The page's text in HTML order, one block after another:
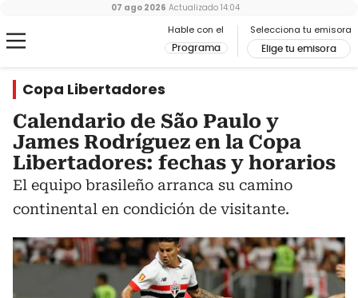
Hable con el
Programa
Selecciona tu emisora
Elige tu emisora
07 ago 2026 Actualizado 14:04
Copa Libertadores
Calendario de São Paulo y
James Rodríguez en la Copa
Libertadores: fechas y horarios
El equipo brasileño arranca su camino
continental en condición de visitante.